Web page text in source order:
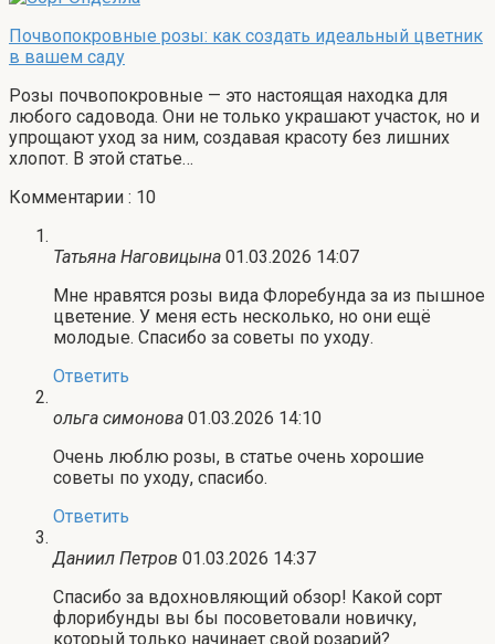
Почвопокровные розы: как создать идеальный цветник
в вашем саду
Розы почвопокровные — это настоящая находка для
любого садовода. Они не только украшают участок, но и
упрощают уход за ним, создавая красоту без лишних
хлопот. В этой статье…
Комментарии : 10
Татьяна Наговицына 01.03.2026 14:07
Мне нравятся розы вида Флоребунда за из пышное
цветение. У меня есть несколько, но они ещё
молодые. Спасибо за советы по уходу.
Ответить
ольга симонова 01.03.2026 14:10
Очень люблю розы, в статье очень хорошие
советы по уходу, спасибо.
Ответить
Даниил Петров 01.03.2026 14:37
Спасибо за вдохновляющий обзор! Какой сорт
флорибунды вы бы посоветовали новичку,
который только начинает свой розарий?